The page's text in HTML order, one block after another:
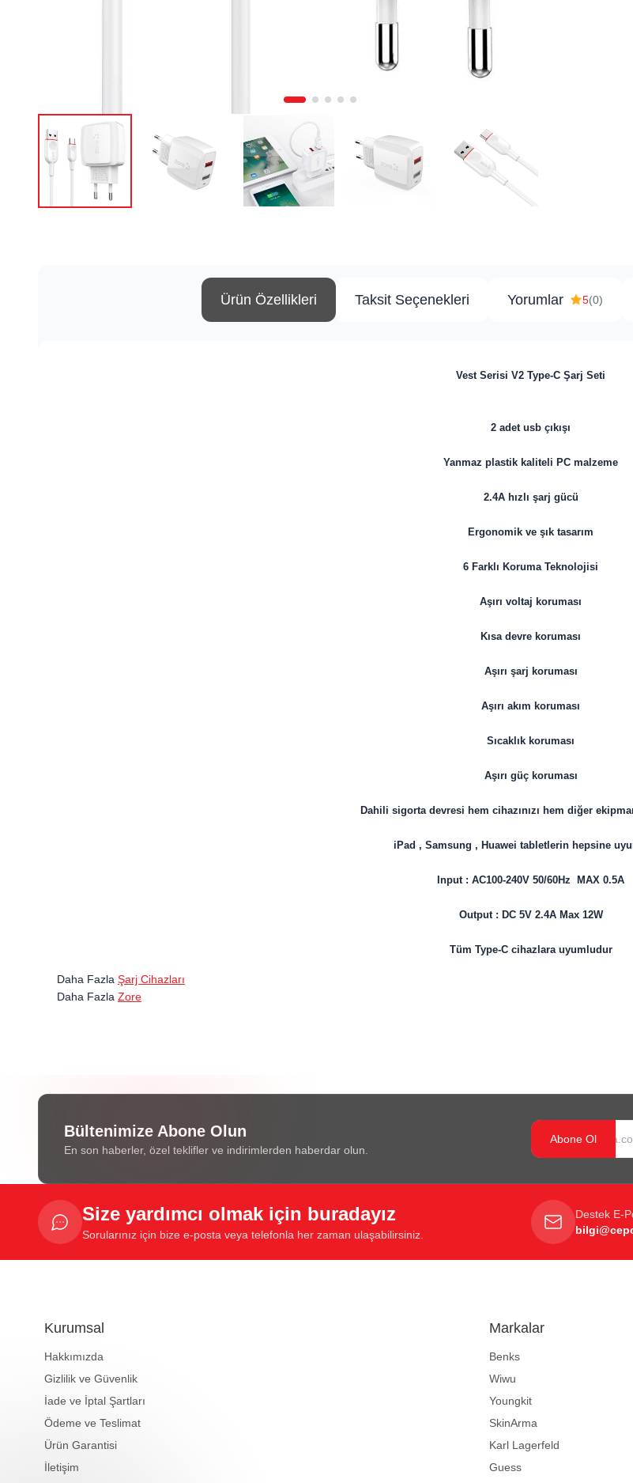
Ürün Özellikleri Taksit Seçenekleri Yorumlar 5(0)
Vest Serisi V2 Type-C Şarj Seti
2 adet usb çıkışı
Yanmaz plastik kaliteli PC malzeme
2.4A hızlı şarj gücü
Ergonomik ve şık tasarım
6 Farklı Koruma Teknolojisi
Aşırı voltaj koruması
Kısa devre koruması
Aşırı şarj koruması
Aşırı akım koruması
Sıcaklık koruması
Aşırı güç koruması
Dahili sigorta devresi hem cihazınızı hem diğer
iPad , Samsung , Huawei tabletlerin hepsine
Input : AC100-240V 50/60Hz MAX 0.5A
Output : DC 5V 2.4A Max 12W
Tüm Type-C cihazlara uyumludur
Daha Fazla Şarj Cihazları
Daha Fazla Zore
Bültenimize Abone Olun
En son haberler, özel teklifler ve indirimlerden haberdar olun.
Abone Ol
Size yardımcı olmak için buradayız
Sorularınız için bize e-posta veya telefonla her zaman ulaşabilirsiniz.
Destek E-
Kurumsal
Hakkımızda
Gizlilik ve Güvenlik
İade ve İptal Şartları
Ödeme ve Teslimat
Ürün Garantisi
İletişim
Markalar
Benks
Wiwu
Youngkit
SkinArma
Karl Lagerfeld
Guess